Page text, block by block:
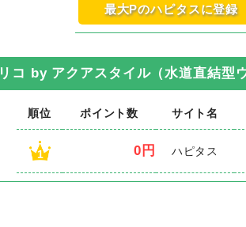
最大Pのハピタスに登録
リコ by アクアスタイル（水道直結型
順位 ポイント数 サイト名
1 0円 ハピタス